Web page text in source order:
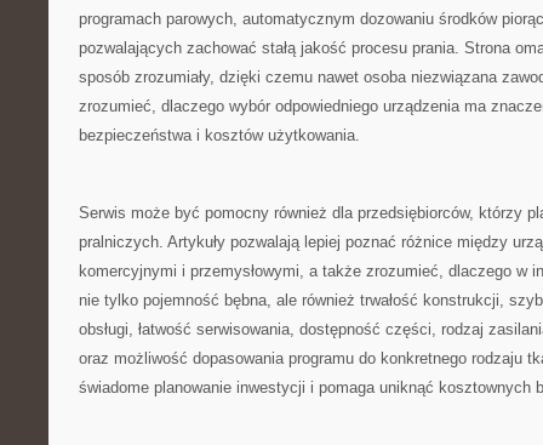
programach parowych, automatycznym dozowaniu środków
pozwalających zachować stałą jakość procesu prania. Strona
sposób zrozumiały, dzięki czemu nawet osoba niezwiązana
zrozumieć, dlaczego wybór odpowiedniego urządzenia ma
bezpieczeństwa i kosztów użytkowania.
Serwis może być pomocny również dla przedsiębiorców, którzy
pralniczych. Artykuły pozwalają lepiej poznać różnice między
komercyjnymi i przemysłowymi, a także zrozumieć, dlaczego w
nie tylko pojemność bębna, ale również trwałość konstrukcji,
obsługi, łatwość serwisowania, dostępność części, rodzaj
oraz możliwość dopasowania programu do konkretnego rodzaju
świadome planowanie inwestycji i pomaga uniknąć kosztownych